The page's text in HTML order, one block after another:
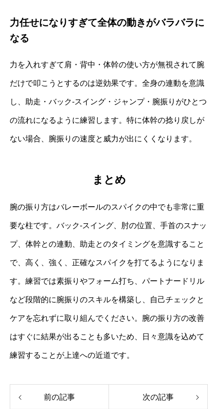
力任せになりすぎて全体の動きがバラバラに
なる
力を入れすぎて肩・背中・体幹の使い方が無視されて腕
だけで叩こうとするのは逆効果です。全身の連動を意識
し、助走・バック‐スイング・ジャンプ・腕振りがひとつ
の流れになるように練習します。特に体幹の捻り戻しが
ない場合、腕振りの速度と威力が出にくくなります。
まとめ
腕の振り方はバレーボールのスパイクの中でも非常に重
要な柱です。バック‐スイング、肘の位置、手首のスナッ
プ、体幹との連動、助走とのタイミングを意識すること
で、高く、強く、正確なスパイクを打てるようになりま
す。練習では素振りやフォーム打ち、パートナードリル
など段階的に腕振りのスキルを構築し、自己チェックと
ケアを忘れずに取り組んでください。腕の振り方の改善
はすぐに結果が出ることも多いため、日々意識を込めて
練習することが上達への近道です。
前の記事 次の記事